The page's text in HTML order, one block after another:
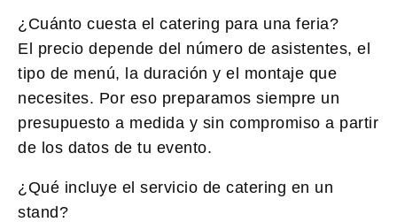
¿Cuánto cuesta el catering para una feria?
El precio depende del número de asistentes, el
tipo de menú, la duración y el montaje que
necesites. Por eso preparamos siempre un
presupuesto a medida y sin compromiso a partir
de los datos de tu evento.
¿Qué incluye el servicio de catering en un
stand?